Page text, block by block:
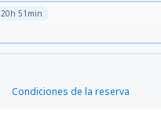
20h 51min
Condiciones de la reserva